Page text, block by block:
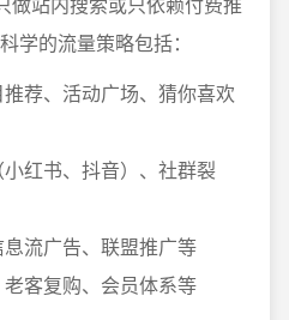
学的流量策略包括：
荐、活动广场、猜你喜欢
红书、抖音）、社群裂
流广告、联盟推广等
客复购、会员体系等